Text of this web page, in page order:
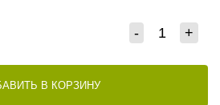
- +
В КОРЗИНУ